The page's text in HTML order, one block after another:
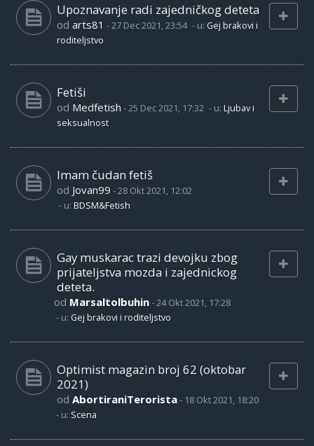
Upoznavanje radi zajedničkog deteta
od arts81 -27 Dec 2021, 23:54 - u: Gej brakovi i
roditeljstvo
Fetiši
od Medfetish -25 Dec 2021, 17:32 - u: Ljubav i
seksualnost
Imam čudan fetiš
od Jovan99 -28 Okt 2021, 12:02
- u: BDSM&Fetish
Gay muskarac trazi devojku zbog
prijateljstva mozda i zajednickog
deteta.
od Marsaltolbuhin-24 Okt 2021, 17:28
- u: Gej brakovi i roditeljstvo
Optimist magazin broj 62 (oktobar
2021)
od AbortiraniTerorista- 18 Okt 2021, 18:20
- u: Scena